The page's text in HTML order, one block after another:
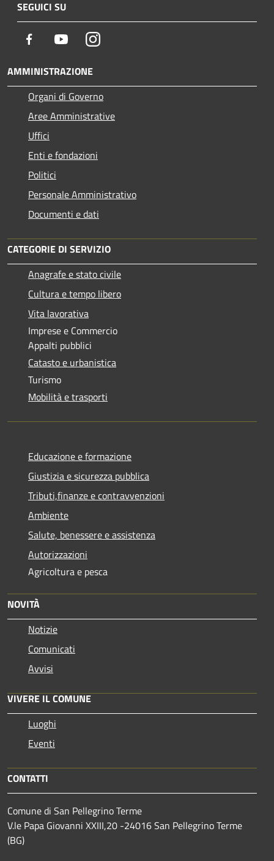
SEGUICI SU
Facebook YoutubeInstagram
AMMINISTRAZIONE
Organi di Governo
Aree Amministrative
Uffici
Enti e fondazioni
Politici
Personale Amministrativo
Documenti e dati
CATEGORIE DI SERVIZIO
Anagrafe e stato civile
Cultura e tempo libero
Vita lavorativa
Imprese e Commercio
Appalti pubblici
Catasto e urbanistica
Turismo
Mobilità e trasporti
Educazione e formazione
Giustizia e sicurezza pubblica
Tributi,finanze e contravvenzioni
Ambiente
Salute, benessere e assistenza
Autorizzazioni
Agricoltura e pesca
NOVITÀ
Notizie
Comunicati
Avvisi
VIVERE IL COMUNE
Luoghi
Eventi
CONTATTI
Comune di San Pellegrino Terme
V.le Papa Giovanni XXIII,20 -24016 San Pellegrino Terme
(BG)